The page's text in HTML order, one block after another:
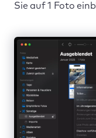
Sie auf 1 Foto